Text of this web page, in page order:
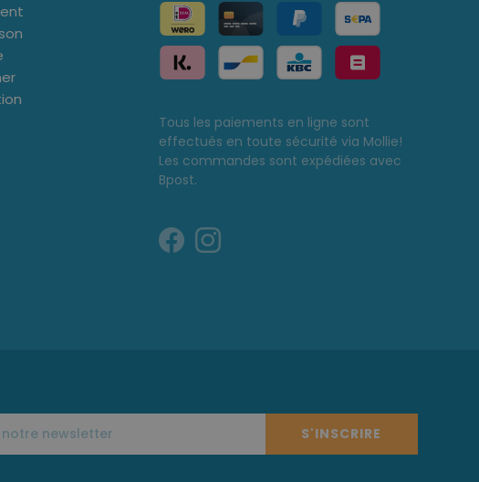
Tous les paiements en ligne sont
effectués en toute sécurité via Mollie!
Les commandes sont expédiées avec
Bpost.
S'INSCRIRE